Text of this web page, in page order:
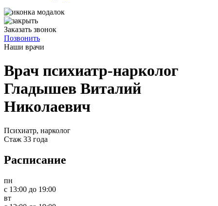
Заказать звонок
Позвонить
Наши врачи
Врач психиатр-нарколог
Гладышев Виталий
Николаевич
Психиатр, нарколог
Стаж 33 года
Расписание
пн
c 13:00 до 19:00
вт